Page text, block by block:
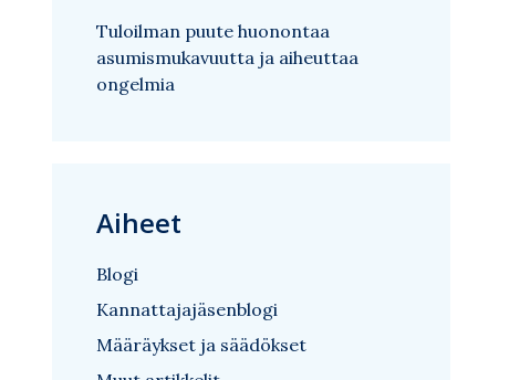
Tuloilman puute huonontaa
asumismukavuutta ja aiheuttaa
ongelmia
Aiheet
Blogi
Kannattajajäsenblogi
Määräykset ja säädökset